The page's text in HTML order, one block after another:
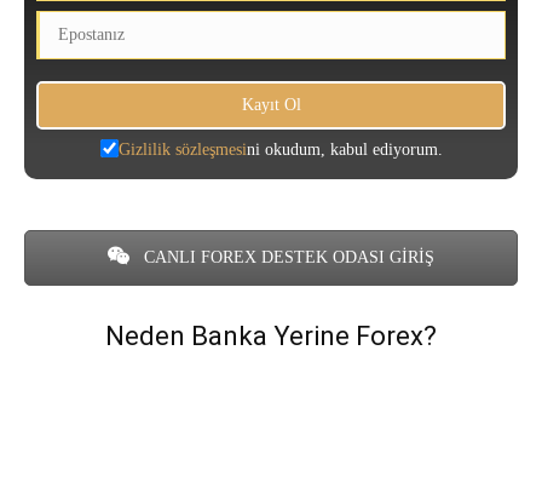
Gizlilik sözleşmesini okudum, kabul ediyorum.
CANLI FOREX DESTEK ODASI GİRİŞ
Neden Banka Yerine Forex?